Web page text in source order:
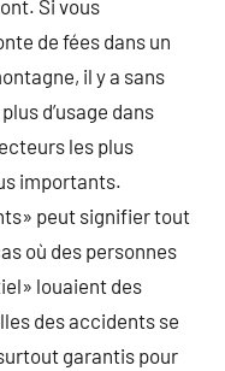
Si vous
de fées dans un
il y a sans
d’usage dans
les plus
importants.
peut signifier tout
où des personnes
louaient des
des accidents se
garantis pour